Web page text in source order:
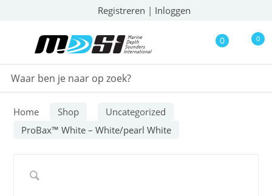
Registreren | Inloggen
0 0
Home Shop
Uncategorized
ProBax™ White – White/pearl White